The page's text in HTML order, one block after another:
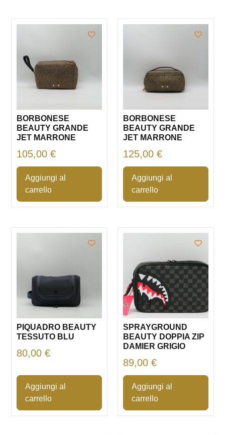
BORBONESE
BEAUTY GRANDE
JET MARRONE
105,00€
Aggiungi al
carrello
BORBONESE
BEAUTY GRANDE
JET MARRONE
125,00 €
Aggiungi al
carrello
PIQUADRO BEAUTY
TESSUTO BLU
80,00€
Aggiungi al
carrello
SPRAYGROUND
BEAUTY DOPPIA ZIP
DAMIER GRIGIO
89,00 €
Aggiungi al
carrello